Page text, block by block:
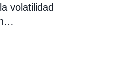
volatilidad